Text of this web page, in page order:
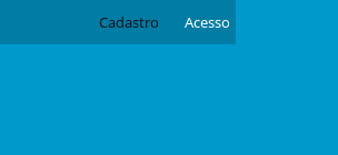
Cadastro Acesso